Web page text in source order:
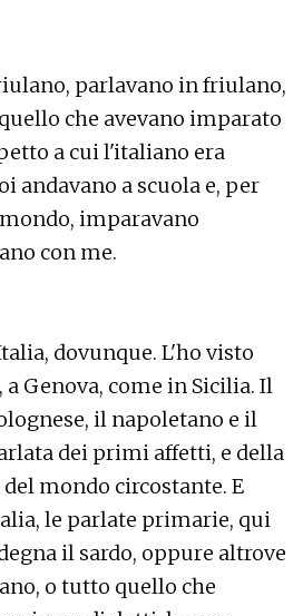
parlavano in friulano,
che avevano imparato
a cui l'italiano era
andavano a scuola e, per
imparavano
con me.
dovunque. L'ho visto
Genova, come in Sicilia. Il
il napoletano e il
dei primi affetti, e della
mondo circostante. E
le parlate primarie, qui
il sardo, oppure altrove
o tutto quello che